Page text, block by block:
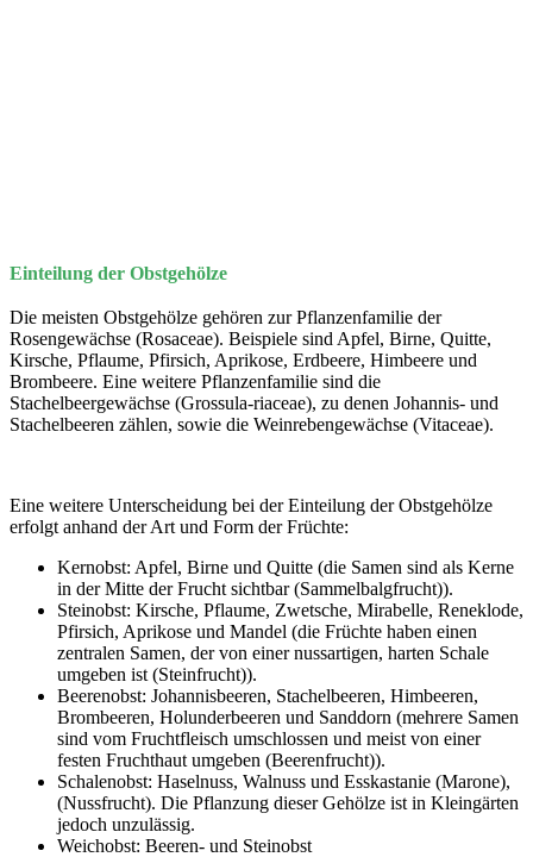
Einteilung der Obstgehölze
Die meisten Obstgehölze gehören zur Pflanzenfamilie der
Rosengewächse (Rosaceae). Beispiele sind Apfel, Birne, Quitte,
Kirsche, Pflaume, Pfirsich, Aprikose, Erdbeere, Himbeere und
Brombeere. Eine weitere Pflanzenfamilie sind die
Stachelbeergewächse (Grossula-riaceae), zu denen Johannis- und
Stachelbeeren zählen, sowie die Weinrebengewächse (Vitaceae).
Eine weitere Unterscheidung bei der Einteilung der Obstgehölze
erfolgt anhand der Art und Form der Früchte:
Kernobst: Apfel, Birne und Quitte (die Samen sind als Kerne
in der Mitte der Frucht sichtbar (Sammelbalgfrucht)).
Steinobst: Kirsche, Pflaume, Zwetsche, Mirabelle, Reneklode,
Pfirsich, Aprikose und Mandel (die Früchte haben einen
zentralen Samen, der von einer nussartigen, harten Schale
umgeben ist (Steinfrucht)).
Beerenobst: Johannisbeeren, Stachelbeeren, Himbeeren,
Brombeeren, Holunderbeeren und Sanddorn (mehrere Samen
sind vom Fruchtfleisch umschlossen und meist von einer
festen Fruchthaut umgeben (Beerenfrucht)).
Schalenobst: Haselnuss, Walnuss und Esskastanie (Marone),
(Nussfrucht). Die Pflanzung dieser Gehölze ist in Kleingärten
jedoch unzulässig.
Weichobst: Beeren- und Steinobst